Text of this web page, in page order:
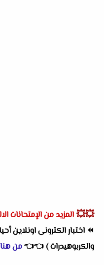
💥💥 المزيد من الإمتحانات
⏪ اختبار الكترونى اونلاين
والكربوهيدرات ) 👈
👈من هنا